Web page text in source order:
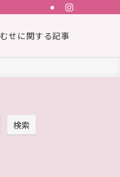
むせに関する記事
検索